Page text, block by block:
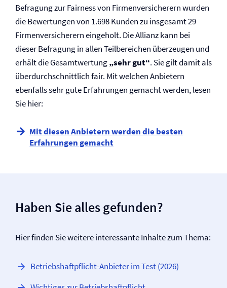
Befragung zur Fairness von Firmen­versicherern wurden
die Bewertungen von 1.698 Kunden zu insgesamt 29
Firmen­versicherern eingeholt. Die Allianz kann bei
dieser Befragung in allen Teilbereichen überzeugen und
erhält die Gesamtwertung„sehr gut“. Sie gilt damit als
überdurchschnittlich fair. Mit welchen Anbietern
ebenfalls sehr gute Erfahrungen gemacht werden, lesen
Sie hier:
Mit diesen Anbietern werden die besten
Erfahrungen gemacht
Haben Sie alles gefunden?
Hier finden Sie weitere interessante Inhalte zum Thema:
Betriebs­haftpflicht-Anbieter im Test (2026)